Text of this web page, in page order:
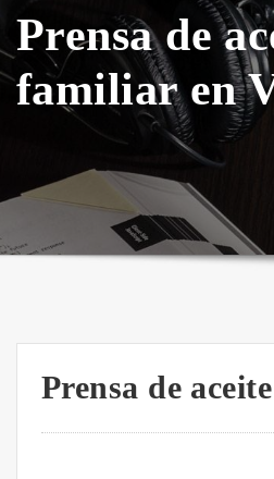
Prensa de
familiar en
Prensa de